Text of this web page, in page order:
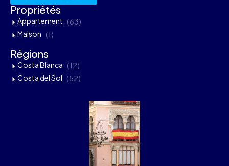
Propriétés
Appartement (63)
Maison (1)
Régions
Costa Blanca (12)
Costa del Sol (52)